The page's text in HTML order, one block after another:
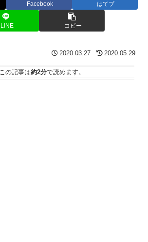
Facebook はてブ
LINE コピー
2020.03.27 2020.05.29
この記事は約2分で読めます。